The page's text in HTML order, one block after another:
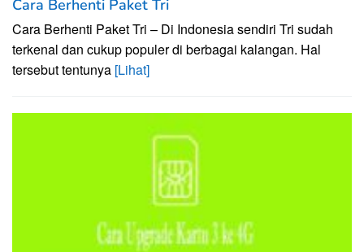
Cara Berhenti Paket Tri
Cara Berhenti Paket Tri – Di Indonesia sendiri Tri sudah
terkenal dan cukup populer di berbagai kalangan. Hal
tersebut tentunya [Lihat]